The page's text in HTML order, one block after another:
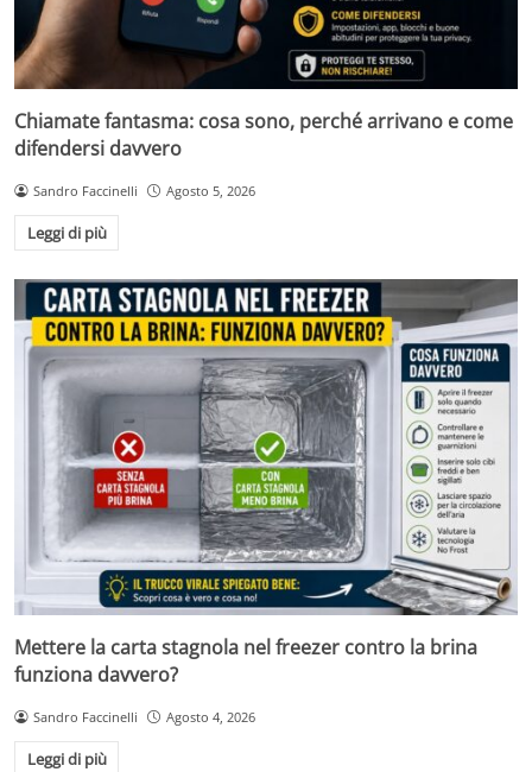
Chiamate fantasma: cosa sono, perché arrivano e come
difendersi davvero
Sandro Faccinelli Agosto 5, 2026
Leggi di più
Mettere la carta stagnola nel freezer contro la brina
funziona davvero?
Sandro Faccinelli Agosto 4, 2026
Leggi di più